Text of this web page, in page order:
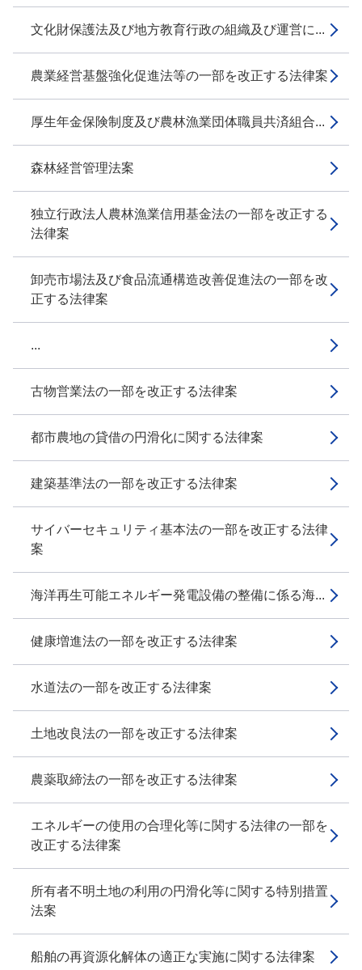
文化財保護法及び地方教育行政の組織及び運営に...
農業経営基盤強化促進法等の一部を改正する法律案
厚生年金保険制度及び農林漁業団体職員共済組合...
森林経営管理法案
独立行政法人農林漁業信用基金法の一部を改正する
法律案
卸売市場法及び食品流通構造改善促進法の一部を改
正する法律案
...
古物営業法の一部を改正する法律案
都市農地の貸借の円滑化に関する法律案
建築基準法の一部を改正する法律案
サイバーセキュリティ基本法の一部を改正する法律
案
海洋再生可能エネルギー発電設備の整備に係る海...
健康増進法の一部を改正する法律案
水道法の一部を改正する法律案
土地改良法の一部を改正する法律案
農薬取締法の一部を改正する法律案
エネルギーの使用の合理化等に関する法律の一部を
改正する法律案
所有者不明土地の利用の円滑化等に関する特別措置
法案
船舶の再資源化解体の適正な実施に関する法律案